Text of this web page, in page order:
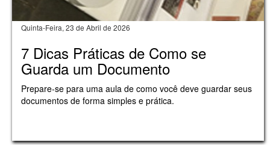
Quinta-Feira, 23 de Abril de 2026
7 Dicas Práticas de Como se
Guarda um Documento
Prepare-se para uma aula de como você deve guardar seus
documentos de forma simples e prática.